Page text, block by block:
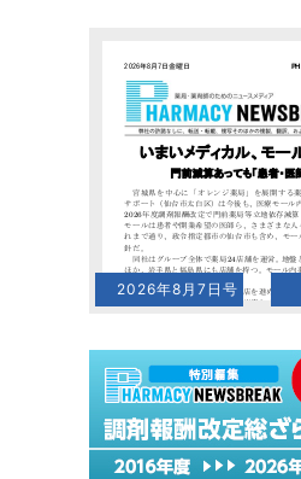
2026年8月7日号